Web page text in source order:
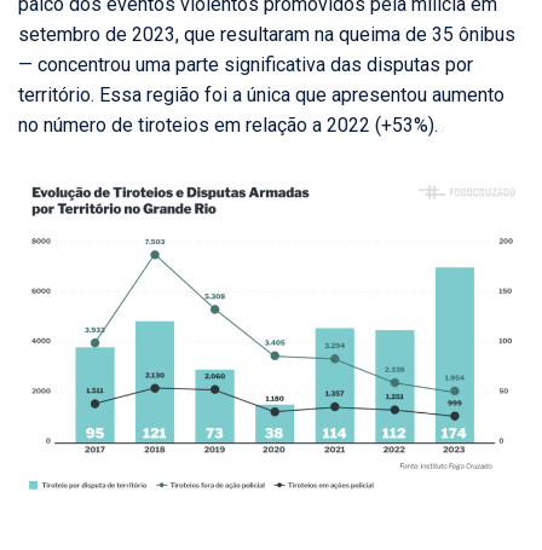
setembro de 2023, que resultaram na queima de 35 ônibus
— concentrou uma parte significativa das disputas por
território. Essa região foi a única que apresentou aumento
no número de tiroteios em relação a 2022 (+53%).